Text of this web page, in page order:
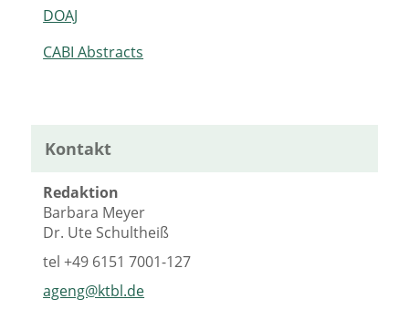
DOAJ
CABI Abstracts
Kontakt
Redaktion
Barbara Meyer
Dr. Ute Schultheiß
tel+49 6151 7001-127
ageng@ktbl.de